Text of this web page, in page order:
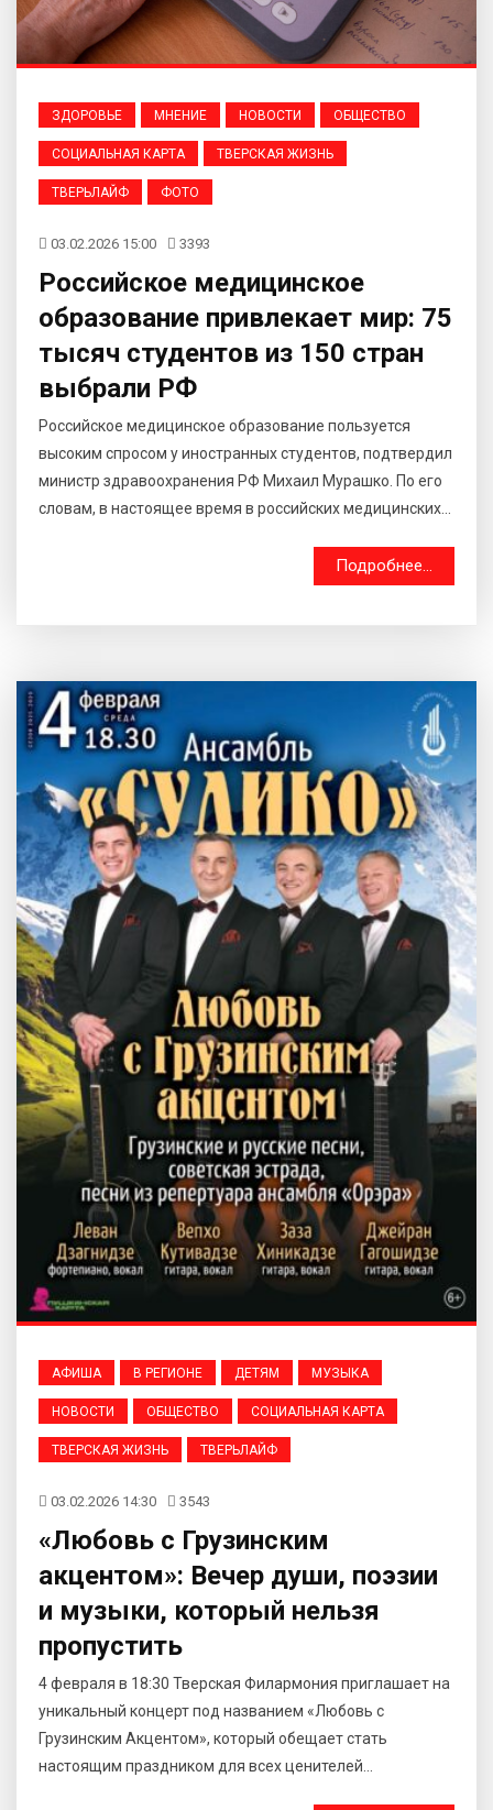
ЗДОРОВЬЕ МНЕНИЕ НОВОСТИ ОБЩЕСТВО
СОЦИАЛЬНАЯ КАРТА ТВЕРСКАЯ ЖИЗНЬ
ТВЕРЬЛАЙФ ФОТО
03.02.2026 15:00 3393
Российское медицинское
образование привлекает мир: 75
тысяч студентов из 150 стран
выбрали РФ
Российское медицинское образование пользуется
высоким спросом у иностранных студентов, подтвердил
министр здравоохранения РФ Михаил Мурашко. По его
словам, в настоящее время в российских медицинских...
Подробнее...
АФИША В РЕГИОНЕ ДЕТЯМ МУЗЫКА
НОВОСТИ ОБЩЕСТВО СОЦИАЛЬНАЯ КАРТА
ТВЕРСКАЯ ЖИЗНЬ ТВЕРЬЛАЙФ
03.02.2026 14:30 3543
«Любовь с Грузинским
акцентом»: Вечер души, поэзии
и музыки, который нельзя
пропустить
4 февраля в 18:30 Тверская Филармония приглашает на
уникальный концерт под названием «Любовь с
Грузинским Акцентом», который обещает стать
настоящим праздником для всех ценителей...